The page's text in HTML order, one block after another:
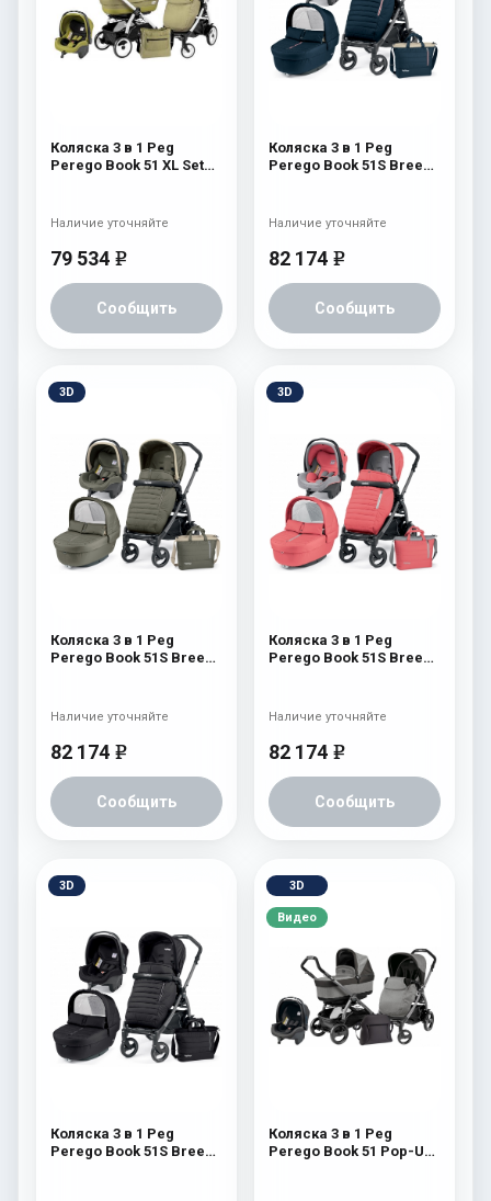
Коляска 3 в 1 Peg
Perego Book 51 XL Set
шасси White/Black)
79 534 e
Сообщить
Наличие уточняйте
Коляска 3 в 1 Peg
Perego Book 51S Breeze
82 174 e
Сообщить
Наличие уточняйте
3D
Коляска 3 в 1 Peg
Perego Book 51S Breeze
82 174 e
Сообщить
Наличие уточняйте
3D
Коляска 3 в 1 Peg
Perego Book 51S Breeze
82 174 e
Сообщить
Наличие уточняйте
3D
Коляска 3 в 1 Peg
Perego Book 51S Breeze
3D
Видео
Коляска 3 в 1 Peg
Perego Book 51 Pop-Up